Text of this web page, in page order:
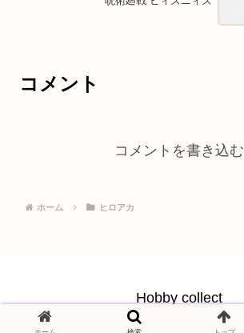
コメント
コメントを書き込む
ホーム ヒロアカ
Hobby collect
© 2021 Hobby collect.